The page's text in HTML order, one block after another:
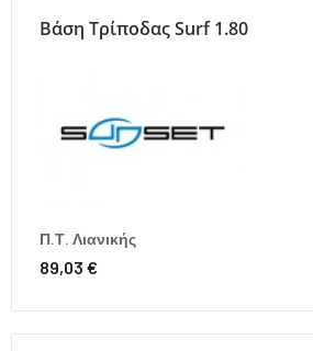
Βάση Τρίποδας Surf 1.80
Π.Τ. Λιανικής
89,03 €